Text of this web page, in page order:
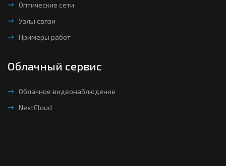
Оптические сети
Узлы связи
Примеры работ
Облачный сервис
Облачное видеонаблюдение
NextCloud